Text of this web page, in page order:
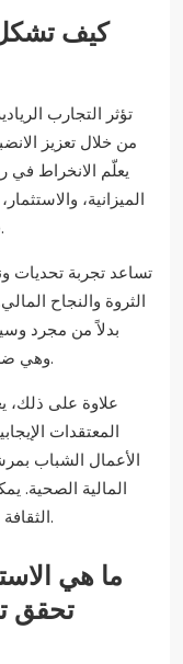
كيف تشكل
تؤثر التجارب
من خلال تعزيز
يعلّم الانخراط في
الميزانية،
فهم أعمق للمسؤولية المالية وقيمة المال.
تساعد تجربة تحديات
الثروة والنجاح
بدلاً من مجرد
وهي ضرورية للرفاهية المالية على المدى الطويل.
علاوة على ذلك،
المعتقدات
الأعمال الشباب
المالية الصحية.
الثقافة المالية وتحسين النتائج الاقتصادية للشباب.
ما هي
تحقق